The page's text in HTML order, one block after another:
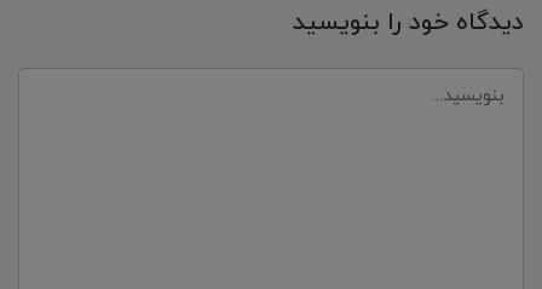
دیدگاه خود را بنویسید